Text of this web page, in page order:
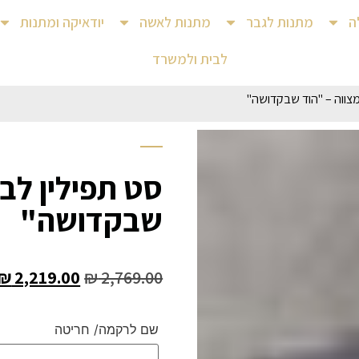
מתנות לגבר מתנות לאשה יודאיקה ומתנות
לבית ולמשרד
– "הוד שבקדושה"
סט תפילין
שבקדושה"
₪2,769.00
2,219.00
שם לרקמה/ חריטה